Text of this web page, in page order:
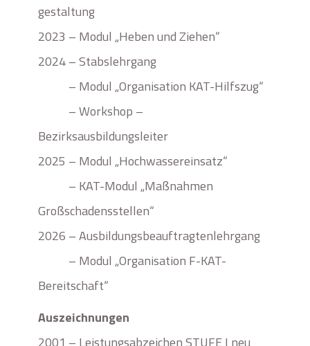
gestaltung
2023 – Modul „Heben und Ziehen“
2024 – Stabslehrgang
– Modul „Organisation KAT-Hilfszug“
– Workshop –
Bezirksausbildungsleiter
2025 – Modul „Hochwassereinsatz“
– KAT-Modul „Maßnahmen
Großschadensstellen“
2026 – Ausbildungsbeauftragtenlehrgang
– Modul „Organisation F-KAT-
Bereitschaft“
Auszeichnungen
2001 – Leistungsabzeichen STUFE I neu